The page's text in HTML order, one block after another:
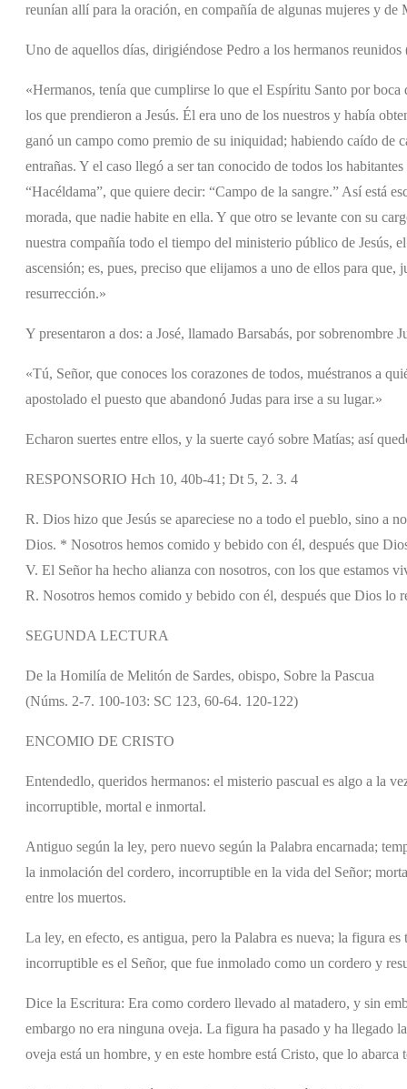
reunían allí para la oración, en compañía de algunas mujeres y de
Uno de aquellos días, dirigiéndose Pedro a los hermanos
«Hermanos, tenía que cumplirse lo que el Espíritu Santo por
los que prendieron a Jesús. Él era uno de los nuestros y había
ganó un campo como premio de su iniquidad; habiendo caído de
entrañas. Y el caso llegó a ser tan conocido de todos los
“Hacéldama”, que quiere decir: “Campo de la sangre.” Así está
morada, que nadie habite en ella. Y que otro se levante con su
nuestra compañía todo el tiempo del ministerio público de Jesús,
ascensión; es, pues, preciso que elijamos a uno de ellos para
resurrección.»
Y presentaron a dos: a José, llamado Barsabás, por sobrenombre
«Tú, Señor, que conoces los corazones de todos, muéstranos a
apostolado el puesto que abandonó Judas para irse a su lugar.»
Echaron suertes entre ellos, y la suerte cayó sobre Matías; así
RESPONSORIO Hch 10, 40b-41; Dt 5, 2. 3. 4
R. Dios hizo que Jesús se apareciese no a todo el pueblo, sino a
Dios. * Nosotros hemos comido y bebido con él, después que
V. El Señor ha hecho alianza con nosotros, con los que estamos
R. Nosotros hemos comido y bebido con él, después que Dios lo
SEGUNDA LECTURA
De la Homilía de Melitón de Sardes, obispo, Sobre la Pascua
(Núms. 2-7. 100-103: SC 123, 60-64. 120-122)
ENCOMIO DE CRISTO
Entendedlo, queridos hermanos: el misterio pascual es algo a la
incorruptible, mortal e inmortal.
Antiguo según la ley, pero nuevo según la Palabra encarnada;
la inmolación del cordero, incorruptible en la vida del Señor;
entre los muertos.
La ley, en efecto, es antigua, pero la Palabra es nueva; la figura
incorruptible es el Señor, que fue inmolado como un cordero y
Dice la Escritura: Era como cordero llevado al matadero, y sin
embargo no era ninguna oveja. La figura ha pasado y ha llegado
oveja está un hombre, y en este hombre está Cristo, que lo abarca